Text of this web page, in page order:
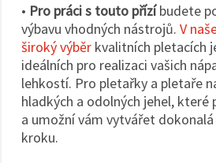
• Pro práci s touto přízíbudete
výbavu vhodných nástrojů. V
široký výběr kvalitních pletacích
ideálních pro realizaci vašich
lehkostí. Pro pletařky a pletaře
hladkých a odolných jehel, které
a umožní vám vytvářet
kroku.